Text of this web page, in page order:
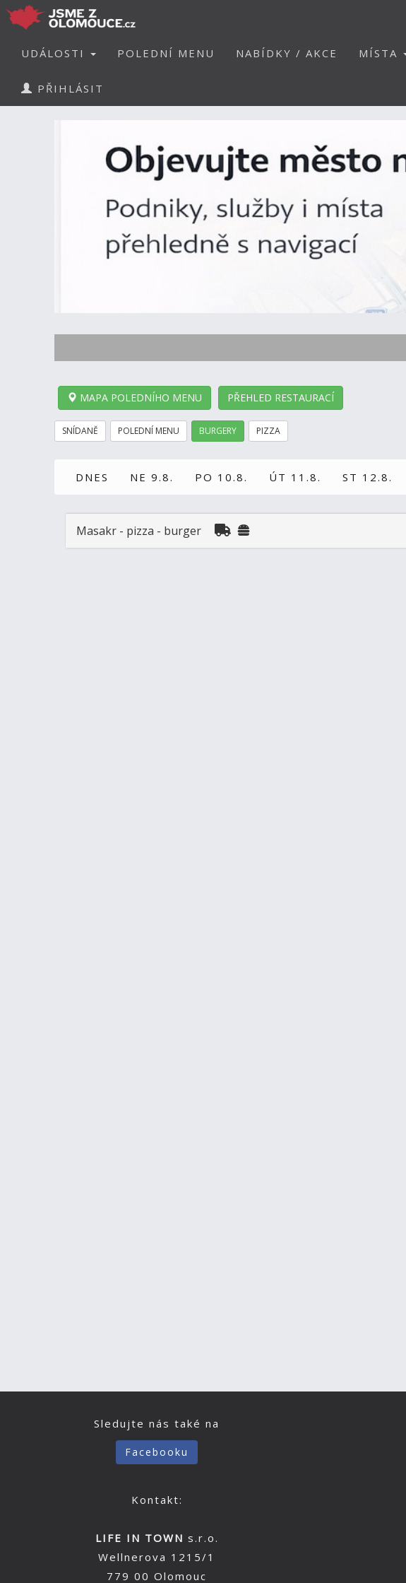
UDÁLOSTI POLEDNÍ MENU NABÍDKY / AKCE MÍSTA
PŘIHLÁSIT
MAPA POLEDNÍHO MENU PŘEHLED RESTAURACÍ
SNÍDANĚ POLEDNÍ MENU BURGERY PIZZA
DNES NE 9.8. PO 10.8. ÚT 11.8. ST 12.8.
Masakr - pizza - burger
Sledujte nás také na
Facebooku
Kontakt:
LIFE IN TOWN s.r.o.
Wellnerova 1215/1
779 00 Olomouc